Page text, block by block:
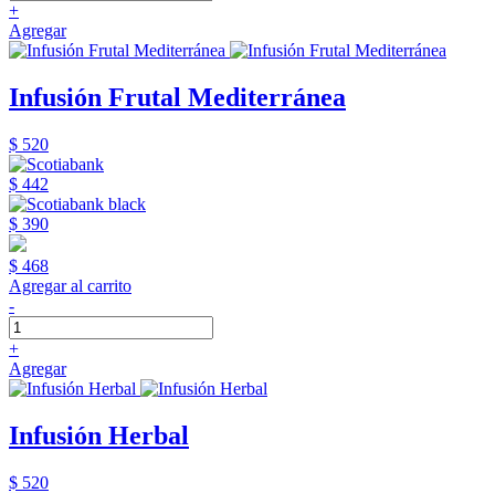
+
Agregar
Infusión Frutal Mediterránea
$ 520
$ 442
$ 390
$ 468
Agregar al carrito
-
+
Agregar
Infusión Herbal
$ 520